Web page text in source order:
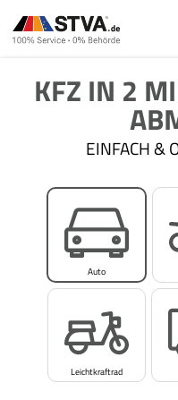
KFZ IN 2
EINFACH &
Auto
Leichtkraftrad